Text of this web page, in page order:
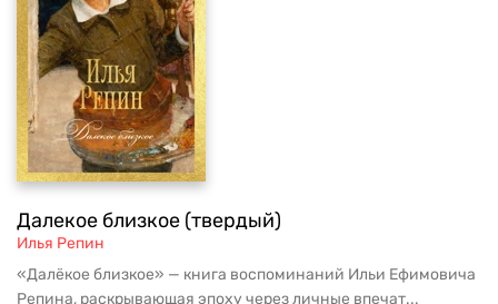
Далекое близкое (твердый)
Илья Репин
«Далёкое близкое» — книга воспоминаний Ильи Ефимовича
Репина, раскрывающая эпоху через личные впечат...